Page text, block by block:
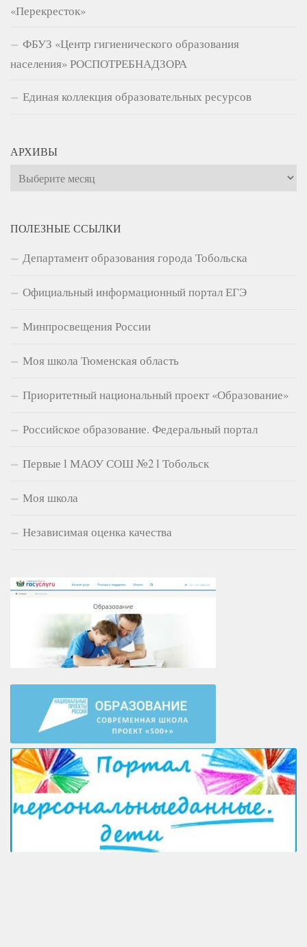
«Перекресток»
ФБУЗ «Центр гигиенического образования
населения» РОСПОТРЕБНАДЗОРА
Единая коллекция образовательных ресурсов
АРХИВЫ
Архивы
ПОЛЕЗНЫЕ ССЫЛКИ
Департамент образования города Тобольска
Официальный информационный портал ЕГЭ
Минпросвещения России
Моя школа Тюменская область
Приоритетный национальный проект «Образование»
Российское образование. Федеральный портал
Первые l МАОУ СОШ №2 l Тобольск
Моя школа
Независимая оценка качества